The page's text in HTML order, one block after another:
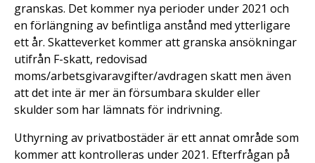
granskas. Det kommer nya perioder under 2021 och
en förlängning av befintliga anstånd med ytterligare
ett år. Skatteverket kommer att granska ansökningar
utifrån F-skatt, redovisad
moms/arbetsgivaravgifter/avdragen skatt men även
att det inte är mer än försumbara skulder eller
skulder som har lämnats för indrivning.
Uthyrning av privatbostäder är ett annat område som
kommer att kontrolleras under 2021. Efterfrågan på